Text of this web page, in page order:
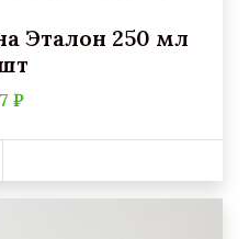
Эталон 250 мл
₽